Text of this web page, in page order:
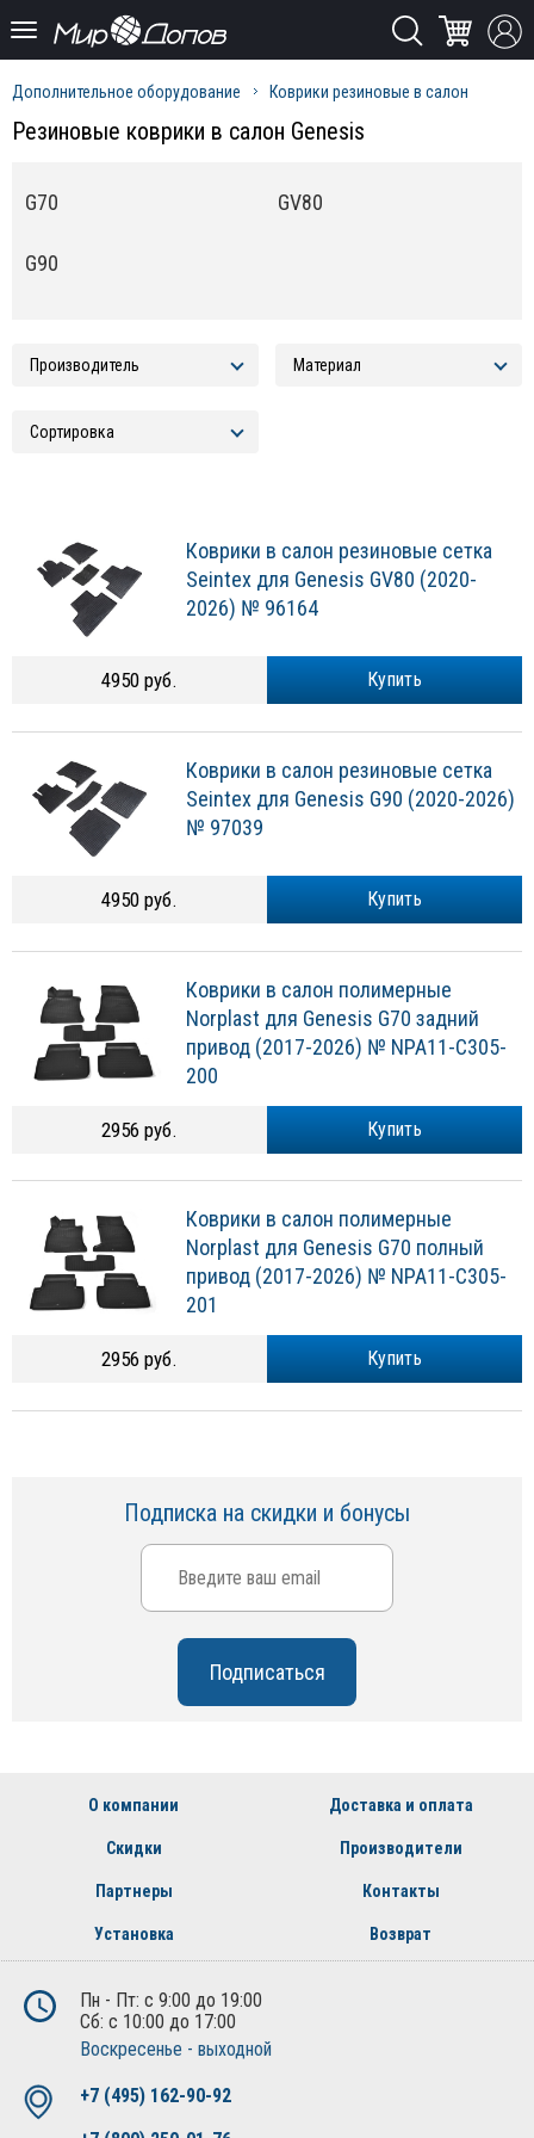
Дополнительное оборудование Коврики резиновые в салон
Резиновые коврики в салон Genesis
G70
G90
GV80
Коврики в салон резиновые сетка
Seintex для Genesis GV80 (2020-
2026) № 96164
Купить
4950 руб.
Коврики в салон резиновые сетка
Seintex для Genesis G90 (2020-2026)
№ 97039
Купить
4950 руб.
Коврики в салон полимерные
Norplast для Genesis G70 задний
привод (2017-2026) № NPA11-C305-
200
Купить
2956 руб.
Коврики в салон полимерные
Norplast для Genesis G70 полный
привод (2017-2026) № NPA11-C305-
201
Купить
2956 руб.
Подписка на скидки и бонусы
О компании Доставка и оплата
Скидки Производители
Партнеры Контакты
Установка Возврат
Пн - Пт: с 9:00 до 19:00
Сб: с 10:00 до 17:00
Воскресенье - выходной
+7 (495) 162-90-92